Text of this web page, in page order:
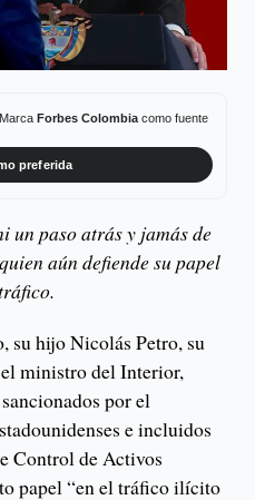
Forbes Colombiacomo fuente
preferida
un paso atrás y jamás de
aún defiende su papel
su hijo Nicolás Petro, su
ministro del Interior,
por el
e incluidos
Control de Activos
papel “en el tráfico ilícito